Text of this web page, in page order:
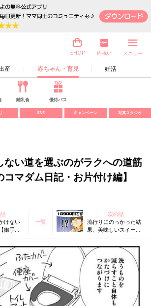
産 赤ちゃん・育児 妊活
SHOP 内祝い メニュー
離乳食 優待パス
SNS キャンペーン 写真スタジオ
ない道を選ぶのがラクへの道筋
コマダム日記・お片付け編】
けない
御手洗
編】
一覧
次の話
流行りにのっかった結
果、美味しいスイーツ
直子のコマダム日記】